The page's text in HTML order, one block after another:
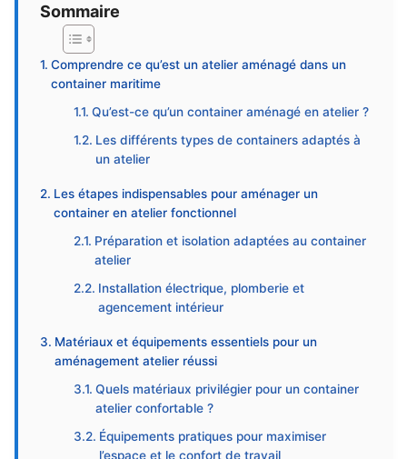
Sommaire
Comprendre ce qu’est un atelier aménagé dans un
container maritime
Qu’est-ce qu’un container aménagé en atelier ?
Les différents types de containers adaptés à
un atelier
Les étapes indispensables pour aménager un
container en atelier fonctionnel
Préparation et isolation adaptées au container
atelier
Installation électrique, plomberie et
agencement intérieur
Matériaux et équipements essentiels pour un
aménagement atelier réussi
Quels matériaux privilégier pour un container
atelier confortable ?
Équipements pratiques pour maximiser
l’espace et le confort de travail